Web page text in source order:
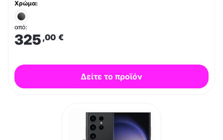
Χρώμα:
από:
325 ,00 €
Δείτε το προϊόν